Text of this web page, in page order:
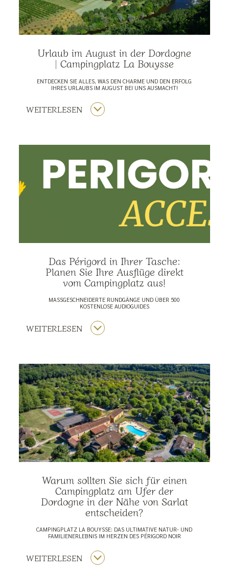
Urlaub im August in der Dordogne
| Campingplatz La Bouysse
ENTDECKEN SIE ALLES, WAS DEN CHARME UND DEN ERFOLG
IHRES URLAUBS IM AUGUST BEI UNS AUSMACHT!
WEITERLESEN
Das Périgord in Ihrer Tasche:
Planen Sie Ihre Ausflüge direkt
vom Campingplatz aus!
MASSGESCHNEIDERTE RUNDGÄNGE UND ÜBER 500 K
OSTENLOSE AUDIOGUIDES
WEITERLESEN
Warum sollten Sie sich für einen
Campingplatz am Ufer der
Dordogne in der Nähe von Sarlat
entscheiden?
CAMPINGPLATZ LA BOUYSSE: DAS ULTIMATIVE NATUR- UND
FAMILIENERLEBNIS IM HERZEN DES PÉRIGORD NOIR
WEITERLESEN